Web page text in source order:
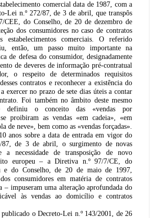
comercial data de 1987, com a
Lei n.º 272/87, de 3 de abril, que transpôs
CEE, do Conselho, de 20 de dezembro de
dos consumidores no caso de contratos
estabelecimentos comerciais. O referido
então, um passo muito importante na
de defesa do consumidor, designadamente
de deveres de informação pré-contratual
o respeito de determinados requisitos
contratos e reconhecer a existência do
exercer no prazo de sete dias úteis a contar
Foi também no âmbito deste mesmo
definiu o conceito das «vendas por
proibiram as vendas «em cadeia», «em
de neve», bem como as «vendas forçadas».
anos sobre a data de entrada em vigor do
87, de 3 de abril, o surgimento de novas
necessidade de transposição de novo
europeu – a Diretiva n.º 97/7/CE, do
e do Conselho, de 20 de maio de 1997,
consumidores em matéria de contratos
– impuseram uma alteração aprofundada do
às vendas ao domicílio e contratos
o Decreto-Lei n.º 143/2001, de 26